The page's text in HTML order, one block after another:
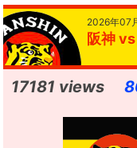
2026年07
阪神
17181 views